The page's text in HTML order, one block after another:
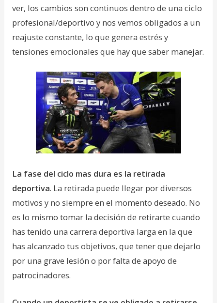
ver, los cambios son continuos dentro de una ciclo
profesional/deportivo y nos vemos obligados a un
reajuste constante, lo que genera estrés y
tensiones emocionales que hay que saber manejar.
La fase del ciclo mas dura es la retirada
deportiva. La retirada puede llegar por diversos
motivos y no siempre en el momento deseado. No
es lo mismo tomar la decisión de retirarte cuando
has tenido una carrera deportiva larga en la que
has alcanzado tus objetivos, que tener que dejarlo
por una grave lesión o por falta de apoyo de
patrocinadores.